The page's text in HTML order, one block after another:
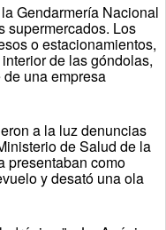
Gendarmería Nacional
supermercados. Los
o estacionamientos,
de las góndolas,
una empresa
a la luz denuncias
de Salud de la
presentaban como
y desató una ola